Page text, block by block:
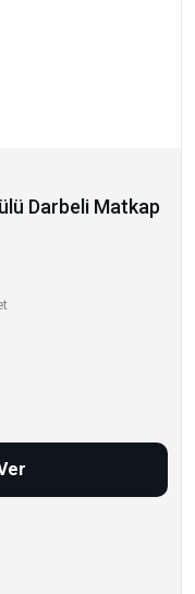
Darbeli Matkap